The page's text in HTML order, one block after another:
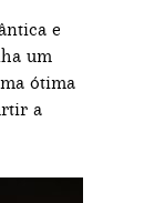
e
um
ótima
a